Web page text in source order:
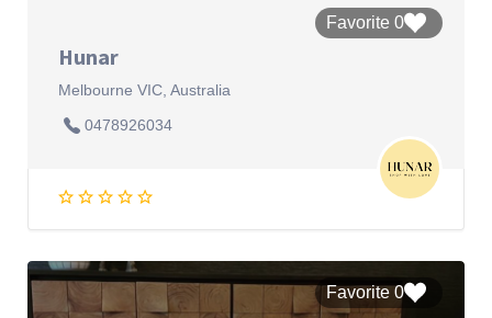
0 Favorite
Hunar
Melbourne VIC, Australia
0478926034
0 Favorite